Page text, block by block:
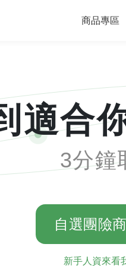
商品專區
適合
3分鐘
自選團險
新手人資來看